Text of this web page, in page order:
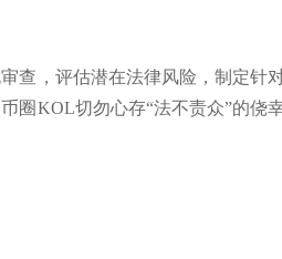
查，评估潜在法律风险，制定
圈KOL切勿心存“法不责众”的